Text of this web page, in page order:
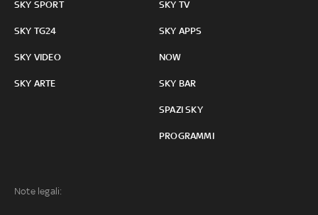
SKY SPORT
SKY TG24
SKY VIDEO
SKY ARTE
SKY TV
SKY APPS
NOW
SKY BAR
SPAZI SKY
PROGRAMMI
Note legali: